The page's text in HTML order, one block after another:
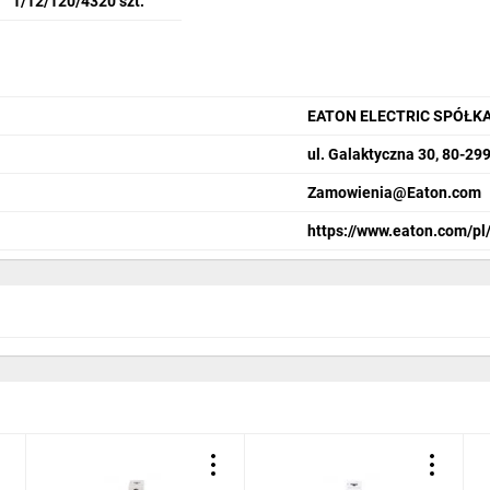
EATON ELECTRIC
ul. Galaktyczna 30, 80-
Zamowienia@Eaton.com
https://www.eaton.com/